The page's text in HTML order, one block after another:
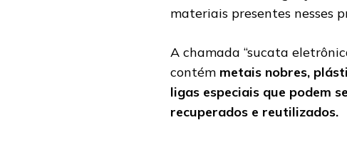
materiais presentes nesses
A chamada “sucata
contém metais nobres,
ligas especiais que podem
recuperados e reutilizados.